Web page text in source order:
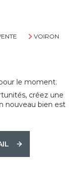
VOIRON
le moment.
créez une
nouveau bien est